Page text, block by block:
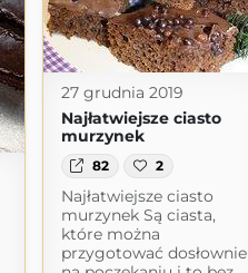
27 grudnia 2019
Najłatwiejsze ciasto
murzynek
82 2
Najłatwiejsze ciasto
murzynek Są ciasta,
które można
przygotować dosłownie